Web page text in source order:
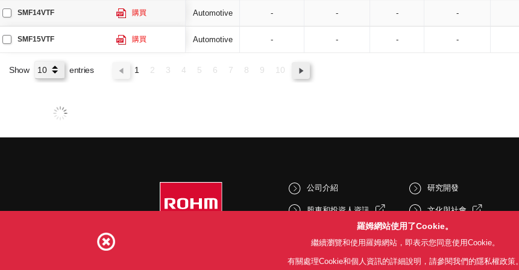
SMF14VTF 購買 Automotive - - - -
SMF15VTF 購買 Automotive - - - -
Show entries 1 2 3 4 5 6 7 8 9 10
公司介紹
股東和投資人資訊
研究開發
文化與社會
新聞
羅姆網站使用了Cookie。
繼續瀏覽和使用羅姆網站，即表示您同意使用Cookie。
有關處理Cookie和個人資訊的詳細說明，請參閱我們的隱私權政策。